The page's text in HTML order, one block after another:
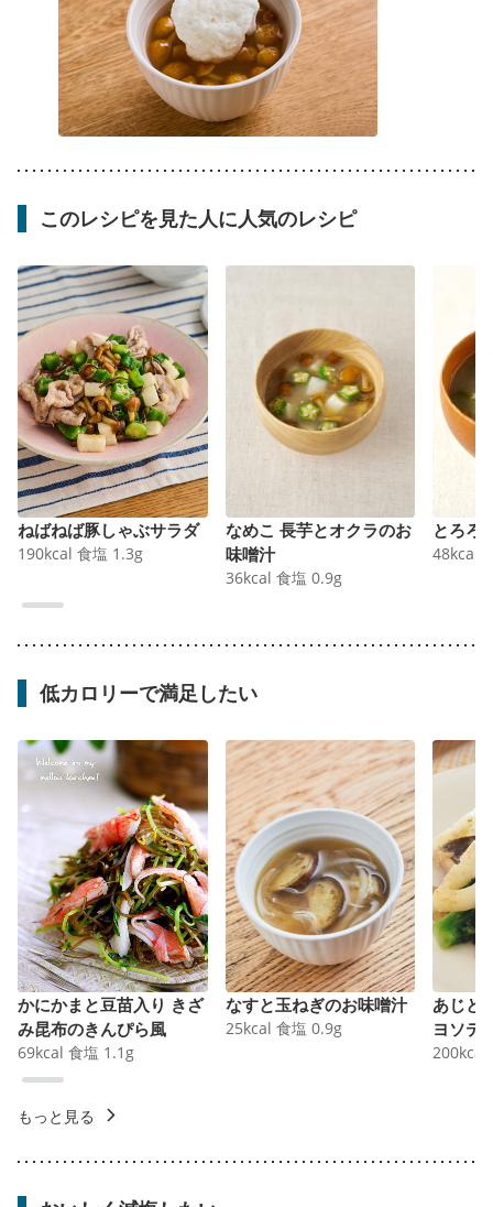
このレシピを見た人に人気のレシピ
ねばねば豚しゃぶサラダ
190kcal 食塩 1.3g
なめこ 長芋とオクラのお
味噌汁
36kcal 食塩 0.9g
とろろ
48kcal
低カロリーで満足したい
かにかまと豆苗入り きざ
み昆布のきんぴら風
69kcal 食塩 1.1 g
なすと玉ねぎのお味噌汁
25kcal 食塩 0.9g
あじと
ヨソテ
200kcal
もっと見る